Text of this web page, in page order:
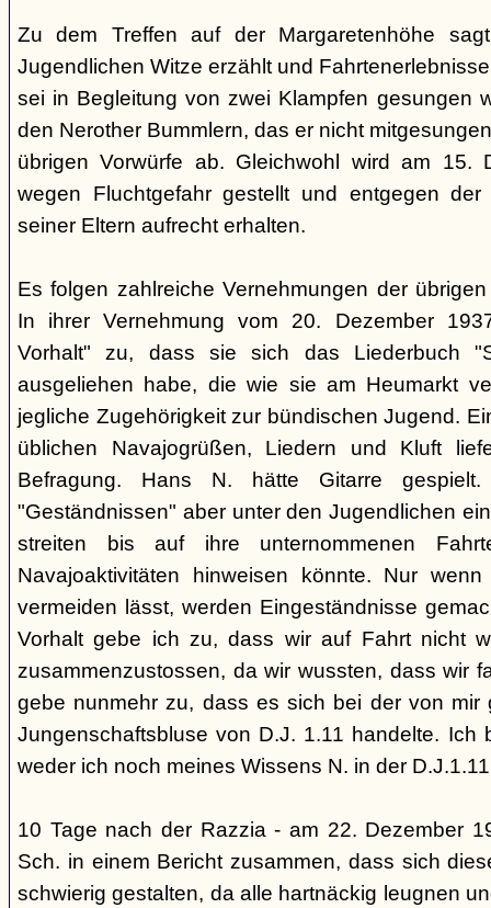
Zu dem Treffen auf der Margaretenhöhe
Jugendlichen Witze erzählt und
sei in Begleitung von zwei Klampfen gesungen
den Nerother Bummlern, das er nicht
übrigen Vorwürfe ab. Gleichwohl wird am 15.
wegen Fluchtgefahr gestellt und entgegen
seiner Eltern aufrecht erhalten.
Es folgen zahlreiche Vernehmungen der
In ihrer Vernehmung vom 20. Dezember
Vorhalt" zu, dass sie sich das Liederbuch
ausgeliehen habe, die wie sie am Heumarkt
jegliche Zugehörigkeit zur bündischen Jugend.
üblichen Navajogrüßen, Liedern und Kluft
Befragung. Hans N. hätte Gitarre
"Geständnissen" aber unter den Jugendlichen
streiten bis auf ihre unternommenen
Navajoaktivitäten hinweisen könnte. Nur
vermeiden lässt, werden Eingeständnisse
Vorhalt gebe ich zu, dass wir auf Fahrt nicht
zusammenzustossen, da wir wussten, dass wir
gebe nunmehr zu, dass es sich bei der von mir
Jungenschaftsbluse von D.J. 1.11 handelte. Ich
weder ich noch meines Wissens N. in der
10 Tage nach der Razzia - am 22. Dezember
Sch. in einem Bericht zusammen, dass sich
schwierig gestalten, da alle hartnäckig leugnen